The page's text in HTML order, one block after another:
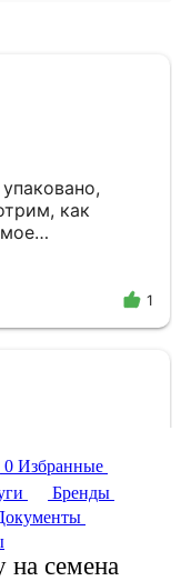
0 Избранные
Бренды
семена